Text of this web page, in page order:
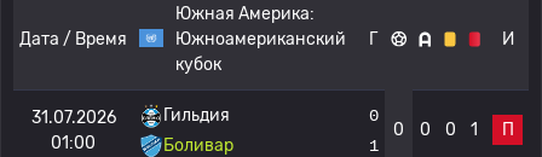
Дата / Время
Южная Америка:
Южноамериканский
кубок
Г И
31.07.2026
01:00
Гильдия
Боливар
0
1
0 0 0 1 П